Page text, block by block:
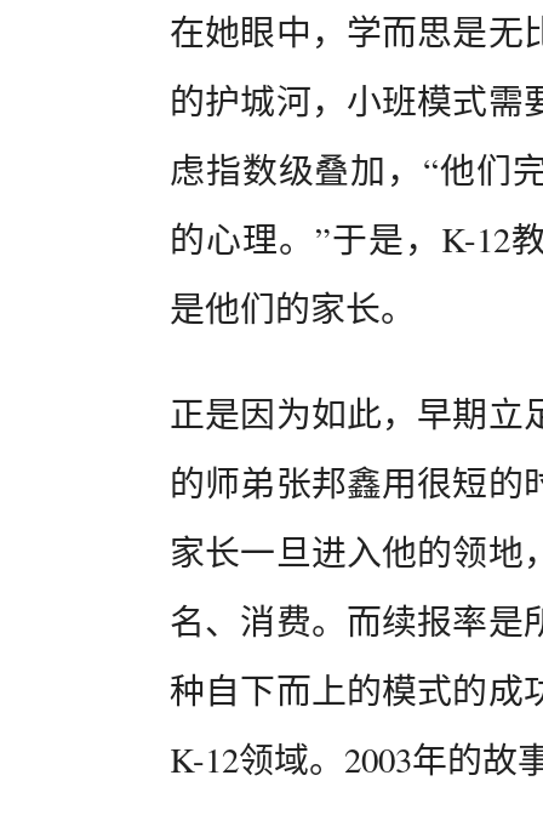
在她眼中，学而思是无
的护城河，小班模式需
虑指数级叠加，“他们
的心理。”于是，K-12
是他们的家长。
正是因为如此，早期立
的师弟张邦鑫用很短的
家长一旦进入他的领地
名、消费。而续报率是
种自下而上的模式的成
K-12领域。2003年的故